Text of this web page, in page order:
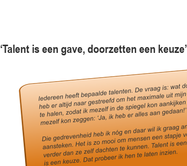
‘Talent is een gave, doorzetten een keuze’